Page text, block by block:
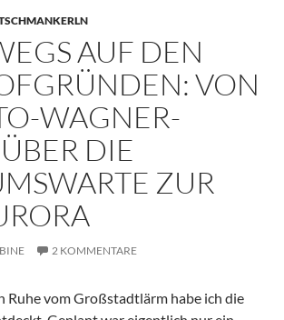
AUF DEN
VON
WAGNER-
DIE
ZUR
2 KOMMENTARE
Ruhe vom Großstadtlärm habe ich die